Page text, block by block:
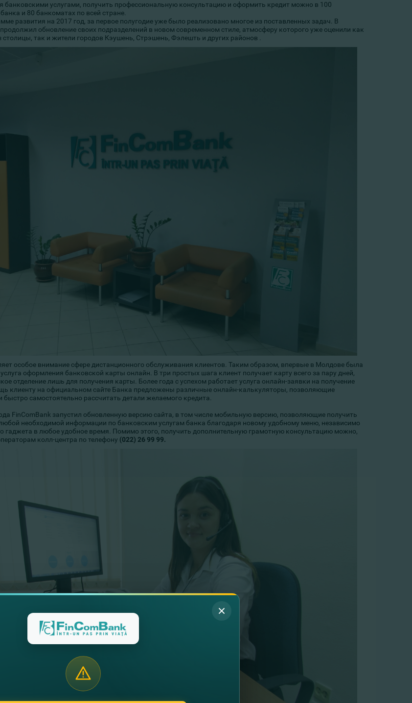
банковскими услугами, получить профессиональную консультацию и оформить кредит можно в 100
и 80 банкоматах по всей стране.
развития на 2017 год, за первое полугодие уже было реализовано многое из поставленных задач. В
обновление своих подразделений в новом современном стиле, атмосферу которого уже оценили как
так и жители городов Кэушень, Стрэшень, Фэлешть и других районов .
особое внимание сфере дистанционного обслуживания клиентов. Таким образом, впервые в Молдове была
оформления банковской карты онлайн. В три простых шага клиент получает карту всего за пару дней,
отделение лишь для получения карты. Более года с успехом работает услуга онлайн-заявки на получение
клиенту на официальном сайте Банка предложены различные онлайн-калькуляторы, позволяющие
быстро самостоятельно рассчитать детали желаемого кредита.
FinComBank запустил обновленную версию сайта, в том числе мобильную версию, позволяющие получить
необходимой информации по банковским услугам банка благодаря новому удобному меню, независимо
гаджета в любое удобное время. Помимо этого, получить дополнительную грамотную консультацию можно,
колл-центра по телефону (022) 26 99 99.